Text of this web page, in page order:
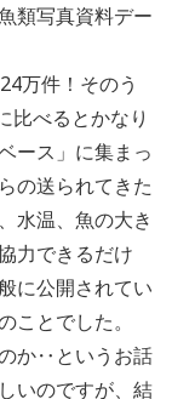
類写真資料デー
万件！そのう
比べるとかなり
ース」に集まっ
の送られてきた
水温、魚の大き
力できるだけ
に公開されてい
ことでした。
か‥というお話
いのですが、結